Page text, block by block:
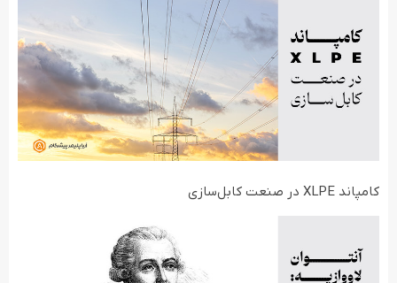
کامپاند XLPE در صنعت کابل‌سازی